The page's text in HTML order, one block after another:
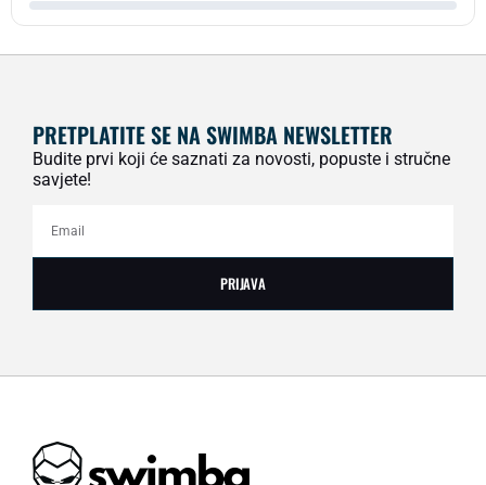
PRETPLATITE SE NA SWIMBA NEWSLETTER
Budite prvi koji će saznati za novosti, popuste i stručne
savjete!
PRIJAVA